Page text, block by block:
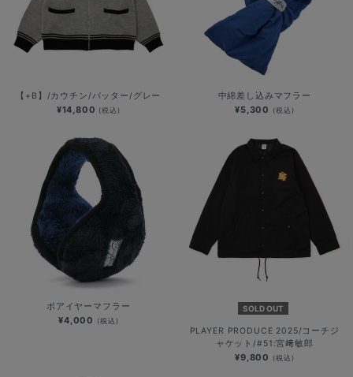
【+B】/カウチン/バッター/グレー
¥14,800 (税込)
中綿差し込みマフラー
¥5,300 (税込)
ボアイヤーマフラー
¥4,000 (税込)
SOLD OUT
PLAYER PRODUCE 2025/コーチジ
ャケット/#51:宮﨑敏郎
¥9,800 (税込)